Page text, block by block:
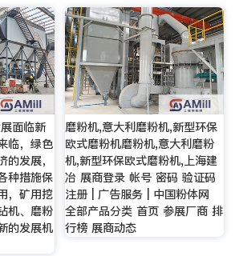
面临新
临，绿色
发展，
种措施保
，矿用挖
机、磨粉
的发展机
磨粉机,意大利磨粉机,新型环保
欧式磨粉机磨粉机,意大利磨粉
机,新型环保欧式磨粉机,上海建
冶 展商登录 帐号 密码 验证码
注册 | 广告服务 | 中国粉体网
全部产品分类 首页 参展厂商 排
行榜 展商动态